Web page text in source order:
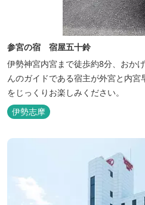
参宮の宿 宿屋五十鈴
伊勢神宮内宮まで徒歩約8分、おか
んのガイドである宿主が外宮と内
をじっくりお楽しみください。
伊勢志摩